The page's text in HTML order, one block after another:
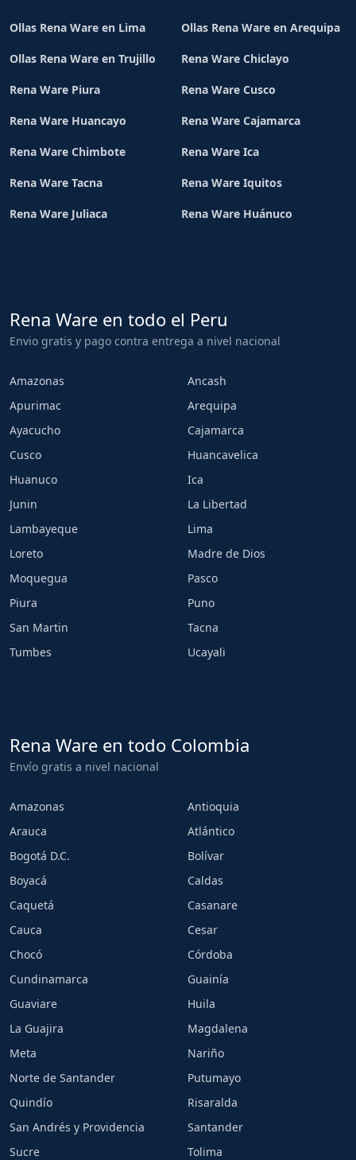
Ollas Rena Ware en Lima Ollas Rena Ware en Arequipa
Ollas Rena Ware en Trujillo Rena Ware Chiclayo
Rena Ware Piura Rena Ware Cusco
Rena Ware Huancayo Rena Ware Cajamarca
Rena Ware Chimbote Rena Ware Ica
Rena Ware Tacna Rena Ware Iquitos
Rena Ware Juliaca Rena Ware Huánuco
Rena Ware en todo el Peru
Envio gratis y pago contra entrega a nivel nacional
Amazonas
Ancash
Apurimac
Arequipa
Ayacucho
Cajamarca
Cusco
Huancavelica
Huanuco
Ica
Junin
La Libertad
Lambayeque
Lima
Loreto
Madre de Dios
Moquegua
Pasco
Piura
Puno
San Martin
Tacna
Tumbes
Ucayali
Rena Ware en todo Colombia
Envío gratis a nivel nacional
Amazonas
Antioquia
Arauca
Atlántico
Bogotá D.C.
Bolívar
Boyacá
Caldas
Caquetá
Casanare
Cauca
Cesar
Chocó
Córdoba
Cundinamarca
Guainía
Guaviare
Huila
La Guajira
Magdalena
Meta
Nariño
Norte de Santander
Putumayo
Quindío
Risaralda
San Andrés y Providencia
Santander
Sucre
Tolima